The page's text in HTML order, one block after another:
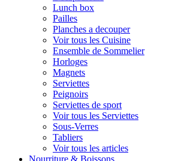
Lunch box
Pailles
Planches a decouper
Voir tous les Cuisine
Ensemble de Sommelier
Horloges
Magnets
Serviettes
Peignoirs
Serviettes de sport
Voir tous les Serviettes
Sous-Verres
Tabliers
Voir tous les articles
Nourriture & Boissons